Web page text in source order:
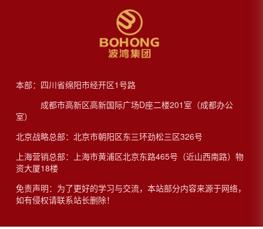
本部：四川省绵阳市经开区1号路
成都市高新区高新国际广场D座二楼201室（成都办公
室）
北京战略总部：北京市朝阳区东三环劲松三区326号
上海营销总部：上海市黄浦区北京东路465号（近山西南路）物
资大厦18楼
免责声明：为了更好的学习与交流，本站部分内容来源于网络，
如有侵权请联系站长删除！